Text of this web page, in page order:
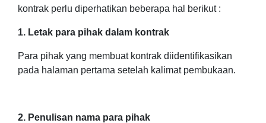
kontrak perlu diperhatikan beberapa hal berikut :
1. Letak para pihak dalam kontrak
Para pihak yang membuat kontrak diidentifikasikan
pada halaman pertama setelah kalimat pembukaan.
2. Penulisan nama para pihak